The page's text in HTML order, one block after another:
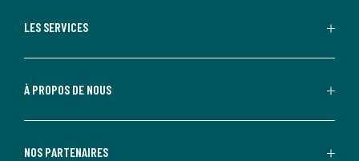
LES SERVICES
À PROPOS DE NOUS
NOS PARTENAIRES